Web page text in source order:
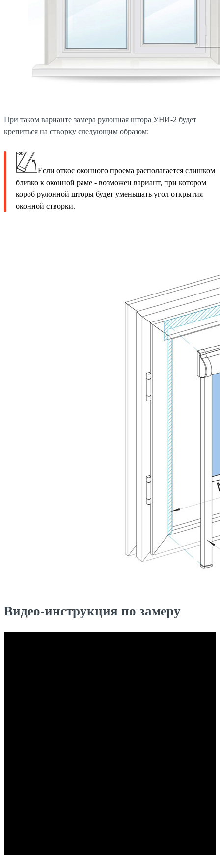
При таком варианте замера рулонная штора УНИ-2 будет
крепиться на створку следующим образом:
Если откос оконного проема располагается слишком
близко к оконной раме - возможен вариант, при котором
короб рулонной шторы будет уменьшать угол открытия
оконной створки.
Видео-инструкция по замеру